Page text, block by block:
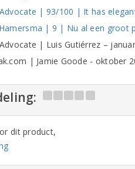
| 93/100 | It has
| 9 | Nu al een groot
| Luis Gutiérrez –
| Jamie Goode - oktober
dit product,